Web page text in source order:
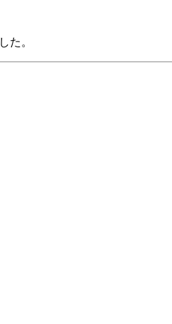
た。